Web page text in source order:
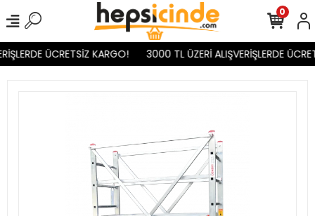
ÜCRETSİZ KARGO! 3000 TL ÜZERİ ALIŞVERİŞLERDE
0